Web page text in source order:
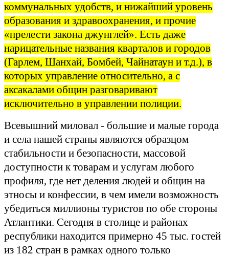
коммунальных удобств, и нижайший уровень
образования и здравоохранения, и прочие
«прелести закона джунглей». Есть даже
нарицательные названия кварталов и городов
(Гарлем, Шанхай, Бомбей, Чайнатаун и т.д.), в
которых управление относительно, а с
аксакалами общин разговаривают
исключительно в управлении полиции.
Всевышний миловал - большие и малые города
и села нашей страны являются образцом
стабильности и безопасности, массовой
доступности к товарам и услугам любого
профиля, где нет деления людей и общин на
этносы и конфессии, в чем имели возможность
убедиться миллионы туристов по обе стороны
Атлантики. Сегодня в столице и районах
республики находится примерно 45 тыс. гостей
из 182 стран в рамках одного только